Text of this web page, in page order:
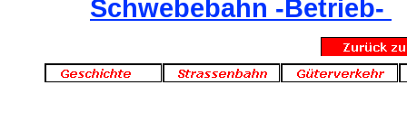
Schwebebahn -Betrieb-